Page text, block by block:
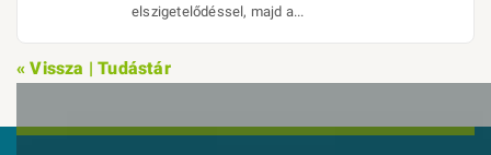
elszigetelődéssel, majd a...
« Vissza | Tudástár